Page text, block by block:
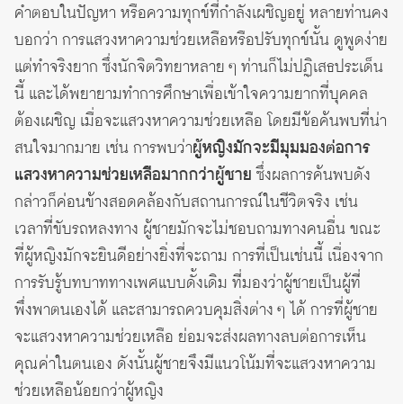
คำตอบในปัญหา หรือความทุกข์ที่กำลังเผชิญอยู่ หลายท่านคง
บอกว่า การแสวงหาความช่วยเหลือหรือปรับทุกข์นั้น ดูพูดง่าย
แต่ทำจริงยาก ซึ่งนักจิตวิทยาหลาย ๆ ท่านก็ไม่ปฏิเสธประเด็น
นี้ และได้พยายามทำการศึกษาเพื่อเข้าใจความยากที่บุคคล
ต้องเผชิญ เมื่อจะแสวงหาความช่วยเหลือ โดยมีข้อค้นพบที่น่า
สนใจมากมาย เช่น การพบว่าผู้หญิงมักจะมีมุมมองต่อการ
แสวงหาความช่วยเหลือมากกว่าผู้ชายซึ่งผลการค้นพบดัง
กล่าวก็ค่อนข้างสอดคล้องกับสถานการณ์ในชีวิตจริง เช่น
เวลาที่ขับรถหลงทาง ผู้ชายมักจะไม่ชอบถามทางคนอื่น ขณะ
ที่ผู้หญิงมักจะยินดีอย่างยิ่งที่จะถาม การที่เป็นเช่นนี้ เนื่องจาก
การรับรู้บทบาททางเพศแบบดั้งเดิม ที่มองว่าผู้ชายเป็นผู้ที่
พึ่งพาตนเองได้ และสามารถควบคุมสิ่งต่าง ๆ ได้ การที่ผู้ชาย
จะแสวงหาความช่วยเหลือ ย่อมจะส่งผลทางลบต่อการเห็น
คุณค่าในตนเอง ดังนั้นผู้ชายจึงมีแนวโน้มที่จะแสวงหาความ
ช่วยเหลือน้อยกว่าผู้หญิง